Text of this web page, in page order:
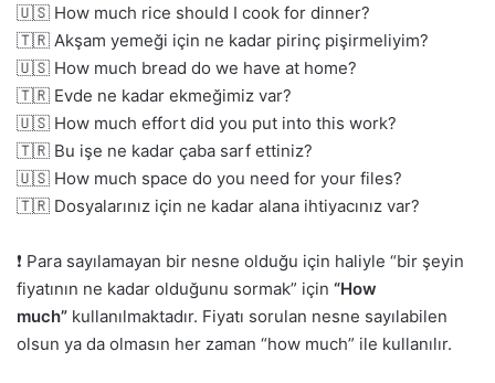
🇺🇸 How much rice should I cook for dinner?
🇹🇷 Akşam yemeği için ne kadar pirinç pişirmeliyim?
🇺🇸 How much bread do we have at home?
🇹🇷 Evde ne kadar ekmeğimiz var?
🇺🇸 How much effort did you put into this work?
🇹🇷 Bu işe ne kadar çaba sarf ettiniz?
🇺🇸 How much space do you need for your files?
🇹🇷 Dosyalarınız için ne kadar alana ihtiyacınız var?
❗ Para sayılamayan bir nesne olduğu için haliyle “bir şeyin
fiyatının ne kadar olduğunu sormak” için “How
much” kullanılmaktadır. Fiyatı sorulan nesne sayılabilen
olsun ya da olmasın her zaman “how much” ile kullanılır.